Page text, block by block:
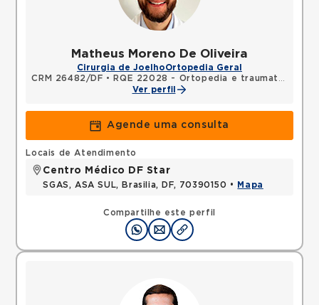
Matheus Moreno De Oliveira
Cirurgia de JoelhoOrtopedia Geral
CRM 26482/DF •
RQE 22028 - Ortopedia e traumatologia
Ver perfil
Agende uma consulta
Compartilhe este perfil
Locais de Atendimento
Centro Médico DF Star
SGAS, ASA SUL, Brasilia, DF, 70390150 • Mapa